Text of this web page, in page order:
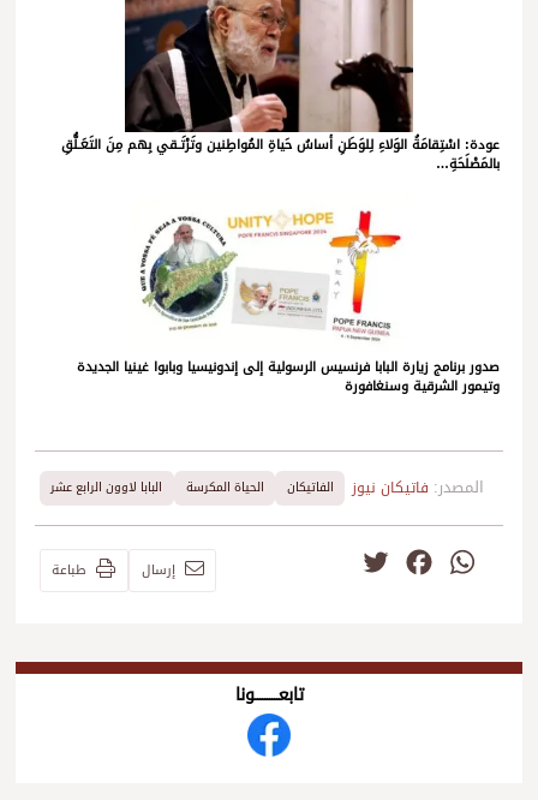
عودة: اسْتِقامَةُ الوَلاءِ لِلوَطَنِ أساسُ حَياةِ المُواطِنين وتَرْتَـقي بِهم مِنَ التَعَـلُّقِ
بالمَصْلَحَةِ…
صدور برنامج زيارة البابا فرنسيس الرسولية إلى إندونيسيا وبابوا غينيا الجديدة
وتيمور الشرقية وسنغافورة
المصدر: فاتيكان نيوز الفاتيكان الحياة المكرسة البابا لاوون الرابع عشر
WhatsApp
Facebook إرسال طباعة
تابعــــــــــونا